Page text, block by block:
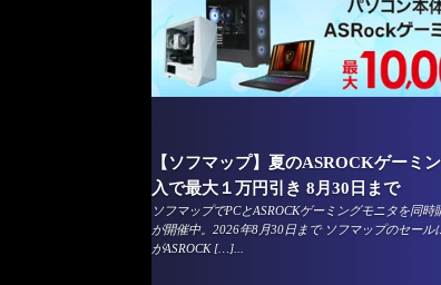
【ソフマップ】夏のASROCKゲー
入で最大１万円引き 8月30日まで
ソフマップでPCとASROCKゲーミングモニタを同
が開催中。2026年8月30日まで ソフマップのセー
がASROCK […]...